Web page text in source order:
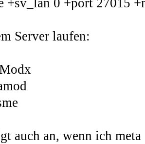
Server laufen:
auch an, wenn ich